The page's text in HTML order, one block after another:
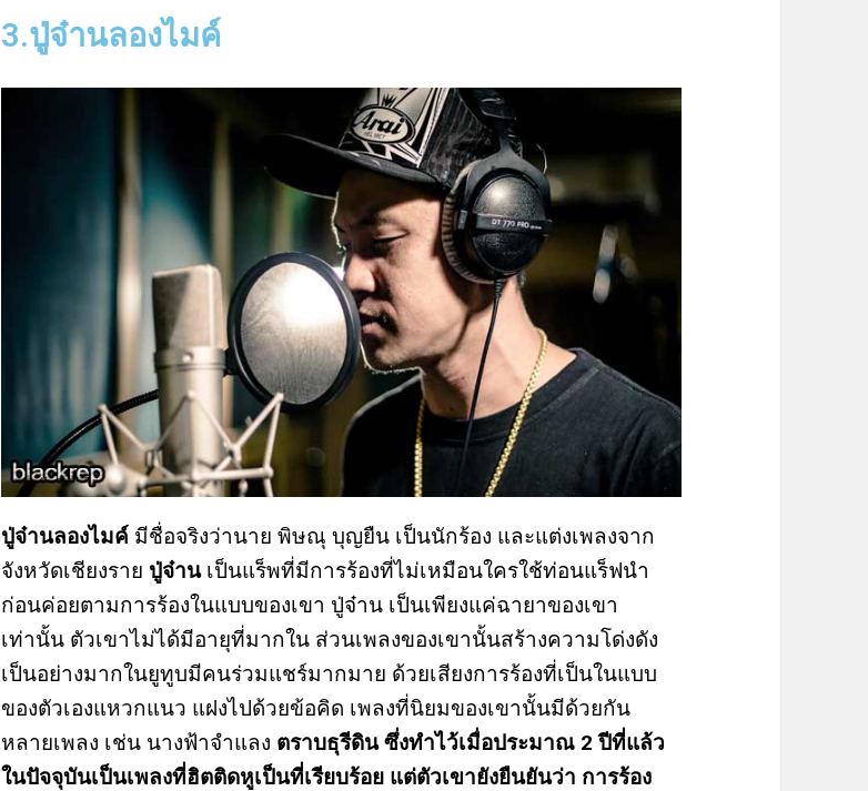
3.ปู่จ๋านลองไมค์
ปู่จ๋านลองไมค์ มีชื่อจริงว่านาย พิษณุ บุญยืน เป็นนักร้อง และแต่งเพลงจาก
จังหวัดเชียงราย ปู่จ๋านเป็นแร็พที่มีการร้องที่ไม่เหมือนใครใช้ท่อนแร็ฟนำ
ก่อนค่อยตามการร้องในแบบของเขา ปู่จ๋าน เป็นเพียงแค่ฉายาของเขา
เท่านั้น ตัวเขาไม่ได้มีอายุที่มากใน ส่วนเพลงของเขานั้นสร้างความโด่งดัง
เป็นอย่างมากในยูทูบมีคนร่วมแชร์มากมาย ด้วยเสียงการร้องที่เป็นในแบบ
ของตัวเองแหวกแนว แฝงไปด้วยข้อคิด เพลงที่นิยมของเขานั้นมีด้วยกัน
หลายเพลง เช่น นางฟ้าจำแลง ตราบธุรีดิน ซึ่งทำไว้เมื่อประมาณ 2 ปีที่แล้ว
ในปัจจุบันเป็นเพลงที่ฮิตติดหูเป็นที่เรียบร้อย แต่ตัวเขายังยืนยันว่า การร้อง